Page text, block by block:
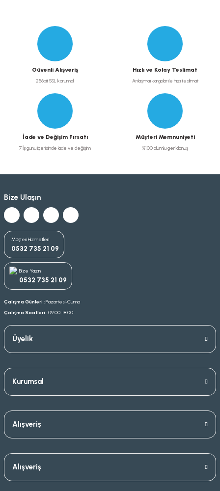
Güvenli Alışveriş
256bit SSL korumalı
Hızlı ve Kolay Teslimat
Anlaşmalı kargolar ile hızlı teslimat
İade ve Değişim Fırsatı
7 İş günü içerisinde iade ve değişim
Müşteri Memnuniyeti
%100 olumlu geri dönüş
Bize Ulaşın
Müşteri Hizmetleri
0532 735 21 09
Bize Yazın
0532 735 21 09
Çalışma Günleri :Pazartesi-Cuma
Çalışma Saatleri :09.00-18.00
Üyelik
Kurumsal
Alışveriş
Alışveriş